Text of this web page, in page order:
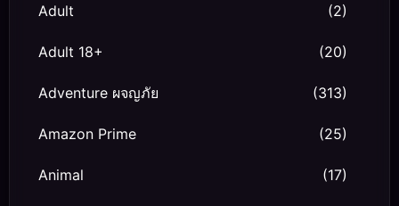
Adult (2)
Adult 18+ (20)
Adventure ผจญภัย (313)
Amazon Prime (25)
Animal (17)